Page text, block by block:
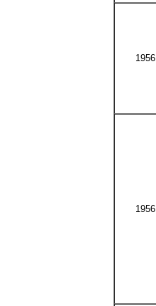
1956
1956